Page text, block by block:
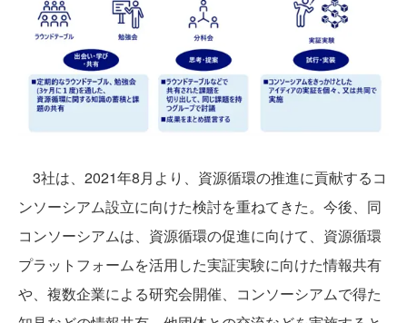
3社は、2021年8月より、資源循環の推進に貢献するコ
ンソーシアム設立に向けた検討を重ねてきた。今後、同
コンソーシアムは、資源循環の促進に向けて、資源循環
プラットフォームを活用した実証実験に向けた情報共有
や、複数企業による研究会開催、コンソーシアムで得た